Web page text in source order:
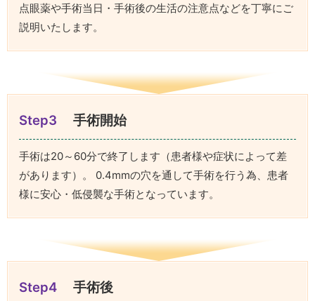
点眼薬や手術当日・手術後の生活の注意点などを丁寧にご
説明いたします。
Step3 手術開始
手術は20～60分で終了します（患者様や症状によって差
があります）。 0.4mmの穴を通して手術を行う為、患者
様に安心・低侵襲な手術となっています。
Step4 手術後